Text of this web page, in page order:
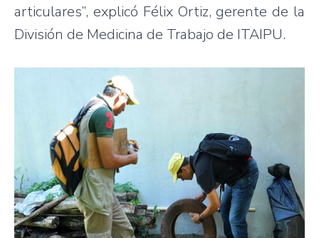
articulares”, explicó Félix Ortiz, gerente de la
División de Medicina de Trabajo de ITAIPU.